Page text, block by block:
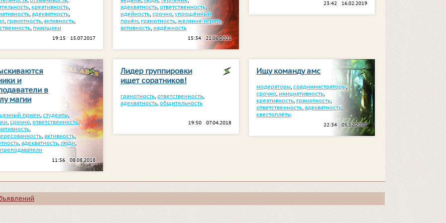
, креативность,
, адекватность,
, грамотность, активность,
, пиарщики
19:15 15.07.2017
адекватность,ответственность,
идейность,срочно,упрощённый
приём, грамотность,желание играть,
активность, надёжность
15:34 21.06.2021
23:42 16.02.2019
и
в
магии
прием, студенты,
, срочно, ответственность,
,
, активность,
, адекватность, люди,
преподаватели
11:56 08.08.2018
Лидер группировки
ищет соратников!
грамотность,ответственность,
адекватность,общительность
19:50 07.04.2018
Ищу команду амс
модераторы,соадминистраторы,
срочно, инициативность,
креативность, грамотность,
ответственность,адекватность,
квестоплёты
22:34 05.12.2017